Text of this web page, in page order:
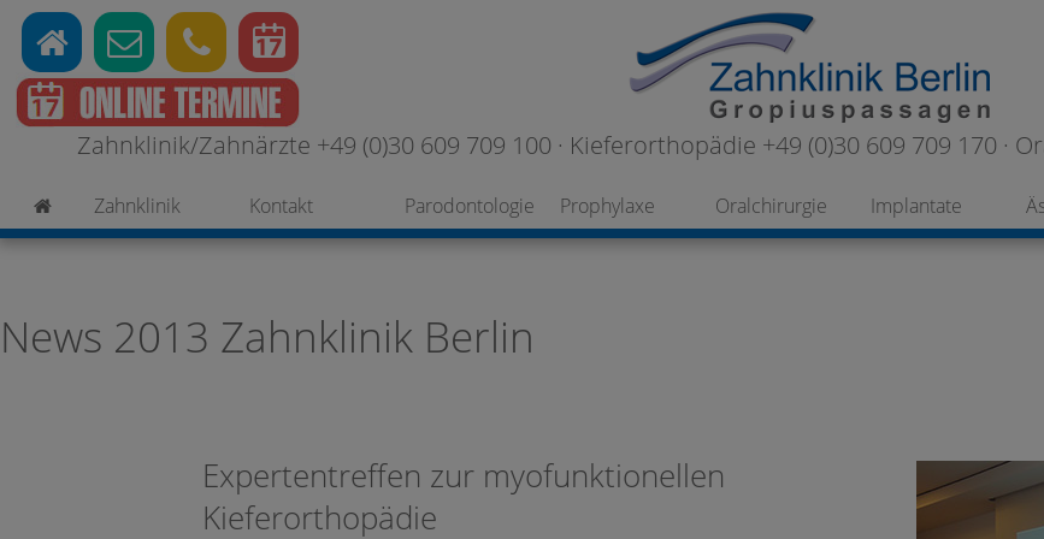
Zahnklinik/Zahnärzte +49 (0)30 609 709 100 · Kieferorthopädie +49 (0)30 609 709 170 ·
Zahnklinik Kontakt Parodontologie Prophylaxe Oralchirurgie Implantate
News 2013 Zahnklinik Berlin
Expertentreffen zur myofunktionellen
Kieferorthopädie